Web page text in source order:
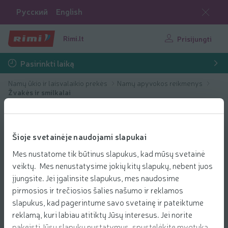
Šioje svetainėje naudojami slapukai
Mes nustatome tik būtinus slapukus, kad mūsų svetainė
veiktų. Mes nenustatysime jokių kitų slapukų, nebent juos
įjungsite. Jei įgalinsite slapukus, mes naudosime
pirmosios ir trečiosios šalies našumo ir reklamos
slapukus, kad pagerintume savo svetainę ir pateiktume
reklamą, kuri labiau atitiktų Jūsų interesus. Jei norite
Русский English
Rimi.lt Prisijungti
Pasirinkti laiką
Namų ūkio ir laisvalaikio prekės
Namų apyvokos reikmenys
Žvakės ir smilkalai